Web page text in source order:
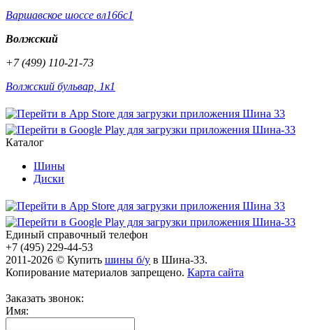
Варшавское шоссе вл166с1
Волжский
+7 (499) 110-21-73
Волжский бульвар, 1к1
Каталог
Шины
Диски
Единый справочный телефон
+7 (495) 229-44-53
2011-2026 © Купить шины б/у в Шина-33.
Копирование материалов запрещено. Карта сайта
Заказать звонок:
Имя: